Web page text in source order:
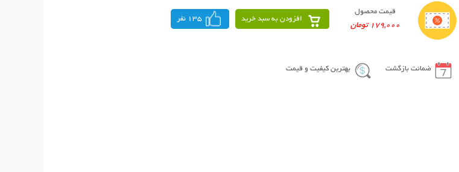
قیمت محصول
179,000 تومان
افزودن به سبد خرید 135 نفر
ضمانت بازگشت بهترین کیفیت و قیمت